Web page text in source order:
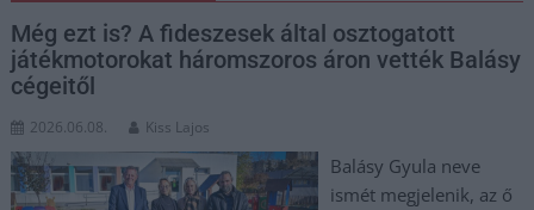
Még ezt is? A fideszesek által osztogatott
játékmotorokat háromszoros áron vették Balásy
cégeitől
2026.06.08. Kiss Lajos
Balásy Gyula neve
ismét megjelenik, az ő